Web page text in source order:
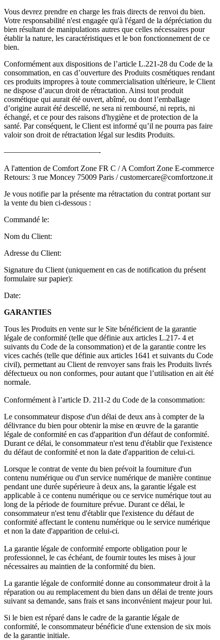
Vous devrez prendre en charge les frais directs de renvoi du bien.
Votre responsabilité n'est engagée qu'à l'égard de la dépréciation du
bien résultant de manipulations autres que celles nécessaires pour
établir la nature, les caractéristiques et le bon fonctionnement de ce
bien.
Conformément aux dispositions de l’article L.221-28 du Code de la
consommation, en cas d’ouverture des Produits cosmétiques rendant
ces produits impropres à toute commercialisation ultérieure, le Client
ne dispose d’aucun droit de rétractation. Ainsi tout produit
cosmétique qui aurait été ouvert, abîmé, ou dont l’emballage
d’origine aurait été descellé, ne sera ni remboursé, ni repris, ni
échangé, et ce pour des raisons d'hygiène et de protection de la
santé. Par conséquent, le Client est informé qu’il ne pourra pas faire
valoir son droit de rétractation légal sur lesdits Produits.
————————————-
A l'attention de Comfort Zone FR C / A Comfort Zone E-commerce
Retours: 3 rue Moncey 75009 Paris / customercare@comfortzone.it
Je vous notifie par la présente ma rétractation du contrat portant sur
la vente du bien ci-dessous :
Commandé le:
Nom du Client:
Adresse du Client:
Signature du Client (uniquement en cas de notification du présent
formulaire sur papier):
Date:
GARANTIES
Tous les Produits en vente sur le Site bénéficient de la garantie
légale de conformité (telle que définie aux articles L.217- 4 et
suivants du Code de la consommation) et de la garantie contre les
vices cachés (telle que définie aux articles 1641 et suivants du Code
civil), permettant au Client de renvoyer sans frais les Produits livrés
défectueux ou non conformes, pour autant que l’utilisation en ait été
normale.
Conformément à l’article D. 211-2 du Code de la consommation:
Le consommateur dispose d'un délai de deux ans à compter de la
délivrance du bien pour obtenir la mise en œuvre de la garantie
légale de conformité en cas d'apparition d'un défaut de conformité.
Durant ce délai, le consommateur n'est tenu d'établir que l'existence
du défaut de conformité et non la date d'apparition de celui-ci.
Lorsque le contrat de vente du bien prévoit la fourniture d'un
contenu numérique ou d'un service numérique de manière continue
pendant une durée supérieure à deux ans, la garantie légale est
applicable à ce contenu numérique ou ce service numérique tout au
long de la période de fourniture prévue. Durant ce délai, le
consommateur n'est tenu d'établir que l'existence du défaut de
conformité affectant le contenu numérique ou le service numérique
et non la date d'apparition de celui-ci.
La garantie légale de conformité emporte obligation pour le
professionnel, le cas échéant, de fournir toutes les mises à jour
nécessaires au maintien de la conformité du bien.
La garantie légale de conformité donne au consommateur droit à la
réparation ou au remplacement du bien dans un délai de trente jours
suivant sa demande, sans frais et sans inconvénient majeur pour lui.
Si le bien est réparé dans le cadre de la garantie légale de
conformité, le consommateur bénéficie d'une extension de six mois
de la garantie initiale.